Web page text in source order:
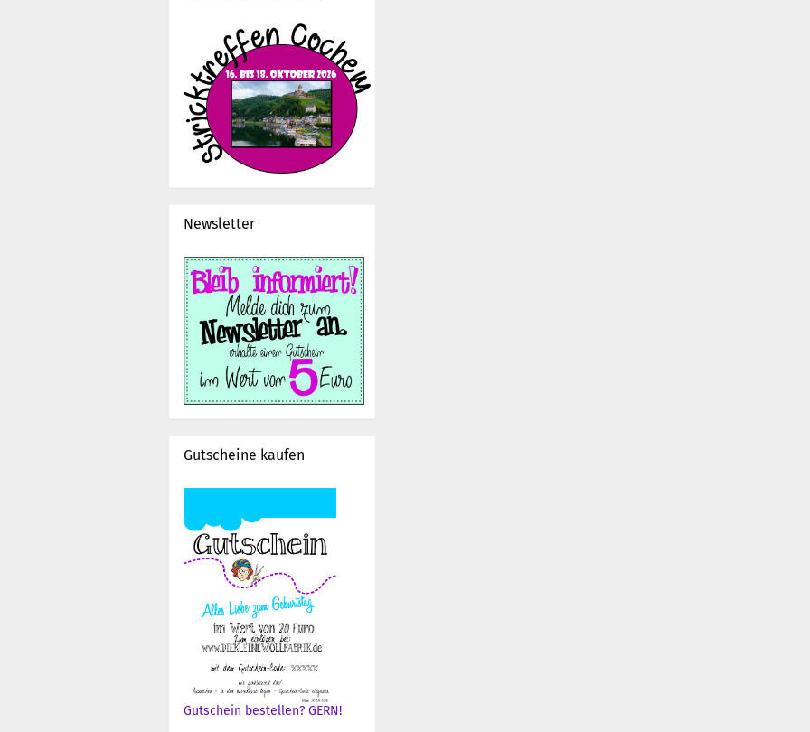
Newsletter
Gutscheine kaufen
Gutschein bestellen? GERN!